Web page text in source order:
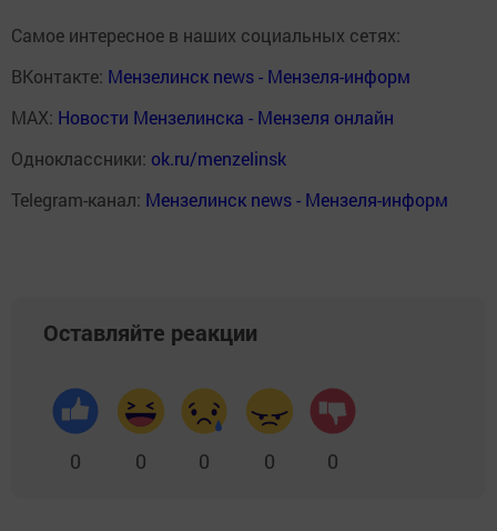
Самое интересное в наших социальных сетях:
ВКонтакте: Мензелинск news - Мензеля-информ
MAX: Новости Мензелинска - Мензеля онлайн
Одноклассники: ok.ru/menzelinsk
Telegram-канал: Мензелинск news - Мензеля-информ
Оставляйте реакции
0 0 0 0 0